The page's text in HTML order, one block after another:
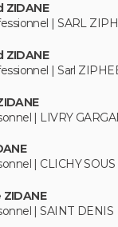
ZIDANE
| SARL
ZIDANE
| Sarl
| LIVRY
| CLICHY SOUS
| SAINT DENIS